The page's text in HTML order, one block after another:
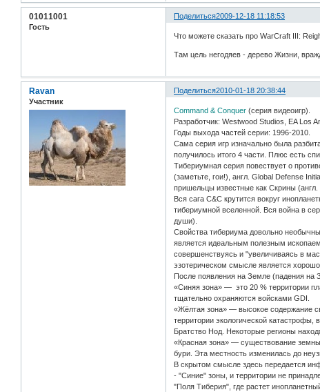
Поделиться2009-12-18 11:18:53
01011001
Гость
Что можете сказать про WarCraft III:
Там цель негодяев - дерево Жизни,
Поделиться2010-01-18 20:38:44
Ravan
Участник
Command & Conquer (серия видеоигр).
Разработчик: Westwood Studios, EA Los
Годы выхода частей серии: 1996-2010.
Сама серия игр изначально была
получилось итого 4 части. Плюс есть
Тибериумная серия повествует о
(заметьте, гои!), англ. Global Defense
пришельцы известные как Скрины (англ.
Вся сага C&C крутится вокруг
тибериумной вселенной. Вся война в
души).
Свойства тибериума довольно
является идеальным полезным
совершенствуясь и "увеличиваясь в
эзотерическом смысле является
После появления на Земле (падения на
«Синяя зона» — это 20 % территории
тщательно охраняются войсками GDI.
«Жёлтая зона» — высокое содержание
территории экологической
Братство Нод. Некоторые регионы
«Красная зона» — существование
бури. Эта местность изменилась до
В скрытом смысле здесь передается
- "Синие" зоны, и территории не
"Поля Тиберия", где растет